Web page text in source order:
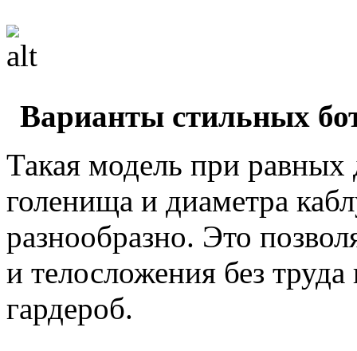
Варианты стильных
Такая модель при
голенища и диаметра
разнообразно. Это
и телосложения без
гардероб.